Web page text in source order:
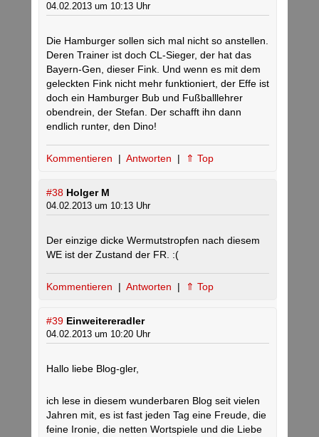
04.02.2013 um 10:13 Uhr
Die Hamburger sollen sich mal nicht so anstellen.
Deren Trainer ist doch CL-Sieger, der hat das
Bayern-Gen, dieser Fink. Und wenn es mit dem
geleckten Fink nicht mehr funktioniert, der Effe ist
doch ein Hamburger Bub und Fußballlehrer
obendrein, der Stefan. Der schafft ihn dann
endlich runter, den Dino!
Kommentieren | Antworten | ⇑ Top
#38 Holger M
04.02.2013 um 10:13 Uhr
Der einzige dicke Wermutstropfen nach diesem
WE ist der Zustand der FR. :(
Kommentieren | Antworten | ⇑ Top
#39 Einweitereradler
04.02.2013 um 10:20 Uhr
Hallo liebe Blog-gler,
ich lese in diesem wunderbaren Blog seit vielen
Jahren mit, es ist fast jeden Tag eine Freude, die
feine Ironie, die netten Wortspiele und die Liebe